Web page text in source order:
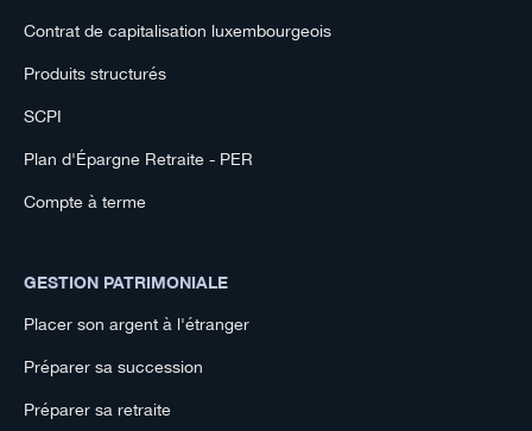
Contrat de capitalisation luxembourgeois
Produits structurés
SCPI
Plan d'Épargne Retraite - PER
Compte à terme
GESTION PATRIMONIALE
Placer son argent à l'étranger
Préparer sa succession
Préparer sa retraite